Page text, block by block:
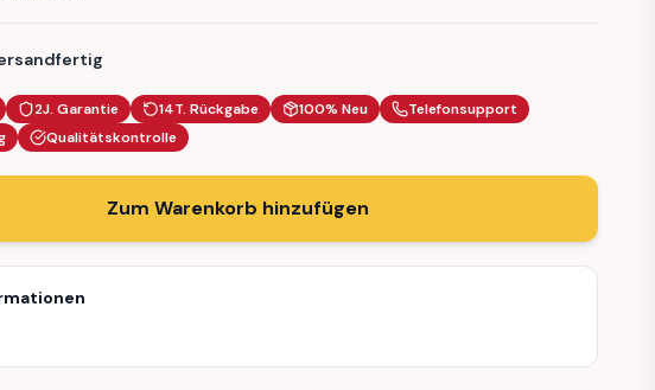
2J. Garantie 14T. Rückgabe 100% Neu
Telefonsupport
Qualitätskontrolle
Zum Warenkorb hinzufügen